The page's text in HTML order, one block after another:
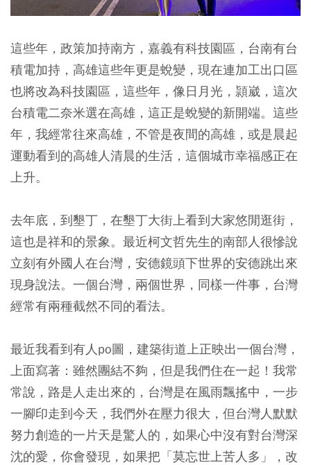
這些年，政策加持南方，嘉義有科技園區，台南有台
積電加持，高雄這些年更是蛻變，現在連加工出口區
也將改為科技園區，這些年，像日月光，頴崴，這次
台積電二奈米選在高雄，這正是蛻變的新開端。這些
年，我經常往來高雄，不管是夜間的高雄，或是晨起
運動看到的高雄人清晨的生活，這個城市幸福感正在
上升。
去年底，到墾丁，在墾丁大街上看到大家悠閒逛街，
這也是祥和的景象。最近柯文哲先生的南部人很慘說
立刻有外國人在台灣，安德鏡頭下世界的安德跳出來
現身說法。一個台灣，兩個世界，同樣一件事，台灣
經常有兩種截然不同的看法。
最近我看到有人po圖，建築街道上正映出一個台灣，
上面寫著：雖然團結不夠，但是我們住在一起！我常
常說，路是人走出來的，台灣是在風雨飄搖中，一步
一腳印走到今天，我們外在壓力很大，但台灣人默默
努力創造的一片天是驚人的，如果心中沒有對台灣深
沈的愛，你會發現，如果把「莫忘世上苦人多」，改